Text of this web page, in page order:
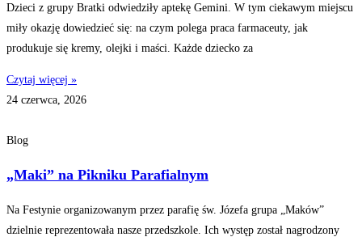
Dzieci z grupy Bratki odwiedziły aptekę Gemini. W tym ciekawym miejscu
miły okazję dowiedzieć się: na czym polega praca farmaceuty, jak
produkuje się kremy, olejki i maści. Każde dziecko za
Czytaj więcej »
24 czerwca, 2026
Blog
„Maki” na Pikniku Parafialnym
Na Festynie organizowanym przez parafię św. Józefa grupa „Maków”
dzielnie reprezentowała nasze przedszkole. Ich występ został nagrodzony